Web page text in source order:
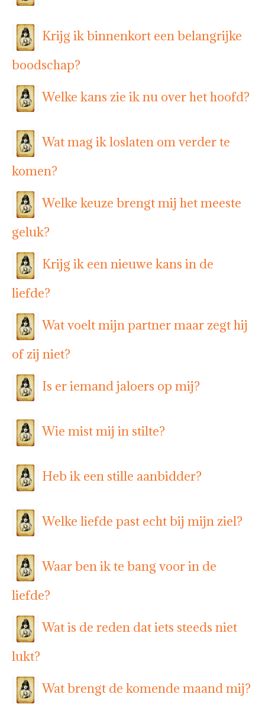
Krijg ik binnenkort een belangrijke
boodschap?
Welke kans zie ik nu over het hoofd?
Wat mag ik loslaten om verder te
komen?
Welke keuze brengt mij het meeste
geluk?
Krijg ik een nieuwe kans in de
liefde?
Wat voelt mijn partner maar zegt hij
of zij niet?
Is er iemand jaloers op mij?
Wie mist mij in stilte?
Heb ik een stille aanbidder?
Welke liefde past echt bij mijn ziel?
Waar ben ik te bang voor in de
liefde?
Wat is de reden dat iets steeds niet
lukt?
Wat brengt de komende maand mij?